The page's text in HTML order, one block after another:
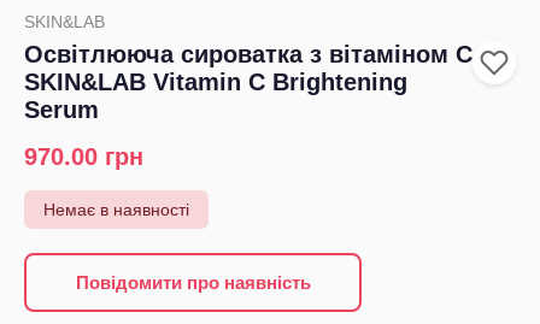
SKIN&LAB
Освітлююча сироватка з вітаміном С
SKIN&LAB Vitamin C Brightening
Serum
970.00 грн
Немає в наявності
Повідомити про наявність